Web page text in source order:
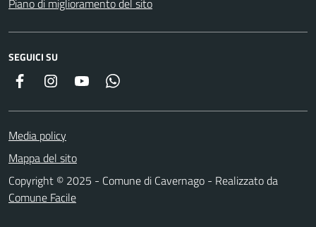
SEGUICI SU
Facebook InstagramYouTube
Media policy
Mappa del sito
Copyright © 2025 - Comune di Cavernago - Realizzato da
Comune Facile